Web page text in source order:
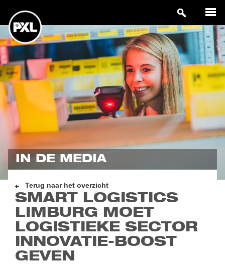
IN DE MEDIA
Terug naar het overzicht
SMART LOGISTICS
LIMBURG MOET
LOGISTIEKE SECTOR
INNOVATIE-BOOST
GEVEN